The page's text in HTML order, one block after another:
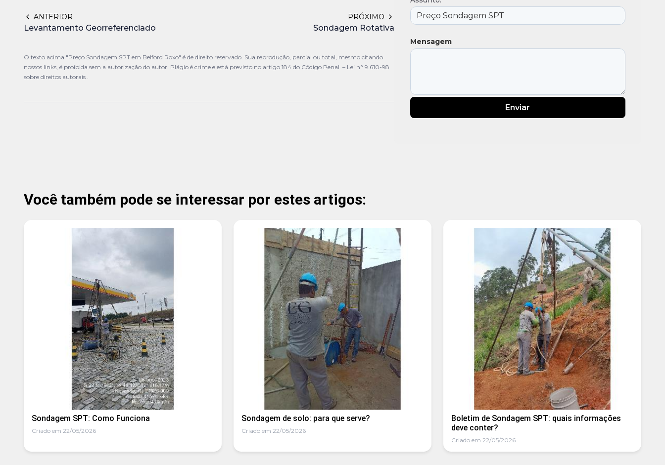
ANTERIOR
Levantamento Georreferenciado
PRÓXIMO
Sondagem Rotativa
O texto acima "Preço Sondagem SPT em Belford Roxo" é de direito reservado. Sua reprodução, parcial ou total, mesmo citando
nossos links, é proibida sem a autorização do autor. Plágio é crime e está previsto no artigo 184 do Código Penal. – Lei n° 9.610-98
sobre direitos autorais .
Mensagem
Enviar
Você também pode se interessar por estes artigos:
Sondagem SPT: Como Funciona
Criado em 22/05/2026
Sondagem de solo: para que serve?
Criado em 22/05/2026
Boletim de Sondagem SPT: quais informações
deve conter?
Criado em 22/05/2026